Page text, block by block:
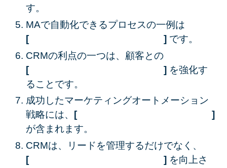
す。
MAで自動化できるプロセスの一例は
[ ] です。
CRMの利点の一つは、顧客との
[ ]を強化す
ることです。
成功したマーケティングオートメーション
戦略には、
[ ]
が含まれます。
CRMは、リードを管理するだけでなく、
[ ] を向上さ